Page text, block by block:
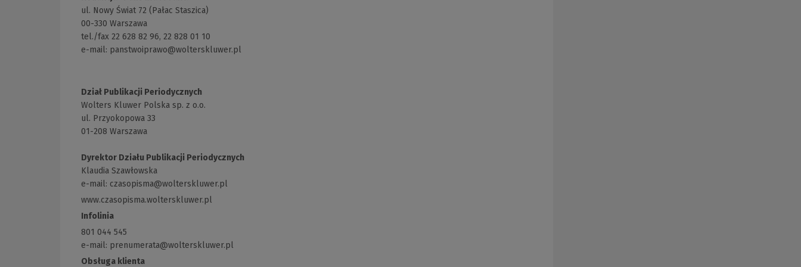
ul. Nowy Świat 72 (Pałac Staszica)
00-330 Warszawa
tel./fax 22 628 82 96, 22 828 01 10
e-mail: panstwoiprawo@wolterskluwer.pl
Dział Publikacji Periodycznych
Wolters Kluwer Polska sp. z o.o.
ul. Przyokopowa 33
01-208 Warszawa
Dyrektor Działu Publikacji Periodycznych
Klaudia Szawłowska
e-mail: czasopisma@wolterskluwer.pl
www.czasopisma.wolterskluwer.pl
strony)
Infolinia
801 044 545
e-mail: prenumerata@wolterskluwer.pl
Obsługa klienta